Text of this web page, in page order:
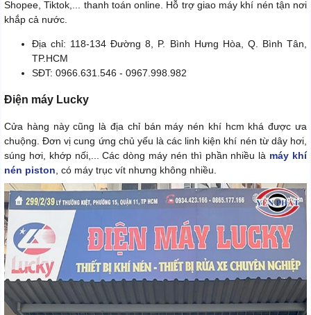
Shopee, Tiktok,... thanh toán online. Hỗ trợ giao máy khí nén tận nơi
khắp cả nước.
Địa chỉ: 118-134 Đường 8, P. Bình Hưng Hòa, Q. Bình Tân,
TP.HCM
SĐT: 0966.631.546 - 0967.998.982
Điện máy Lucky
Cửa hàng này cũng là địa chỉ bán máy nén khí hcm khá được ưa
chuộng. Đơn vị cung ứng chủ yếu là các linh kiện khí nén từ dây hơi,
súng hơi, khớp nối,... Các dòng máy nén thì phần nhiều là máy khí
nén piston , có máy trục vít nhưng không nhiều.